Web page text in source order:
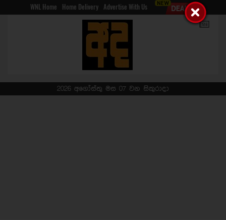
WNL Home Home Delivery Advertise With Us
2026 අගෝස්තු මස 07 වන සිකුරාදා